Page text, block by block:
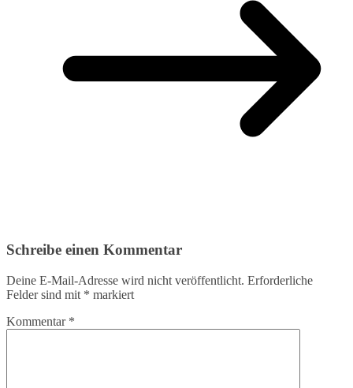
Schreibe einen Kommentar
Deine E-Mail-Adresse wird nicht veröffentlicht. Erforderliche
Felder sind mit * markiert
Kommentar *